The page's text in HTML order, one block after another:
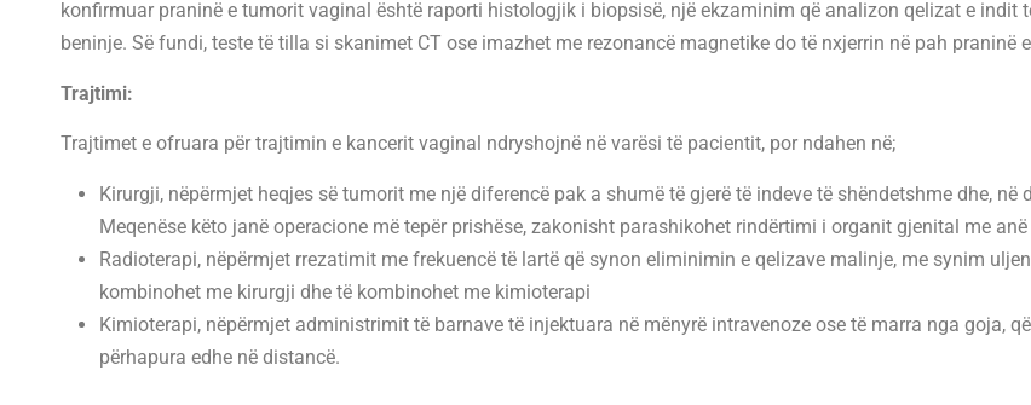
konfirmuar praninë e tumorit vaginal është raporti histologjik i biopsisë, një ekzaminim që analizon qelizat e indit
beninje. Së fundi, teste të tilla si skanimet CT ose imazhet me rezonancë magnetike do të nxjerrin në pah praninë
Trajtimi:
Trajtimet e ofruara për trajtimin e kancerit vaginal ndryshojnë në varësi të pacientit, por ndahen në;
Kirurgji, nëpërmjet heqjes së tumorit me një diferencë pak a shumë të gjerë të indeve të shëndetshme dhe,
Meqenëse këto janë operacione më tepër prishëse, zakonisht parashikohet rindërtimi i organit gjenital me
Radioterapi, nëpërmjet rrezatimit me frekuencë të lartë që synon eliminimin e qelizave malinje, me synim
kombinohet me kirurgji dhe të kombinohet me kimioterapi
Kimioterapi, nëpërmjet administrimit të barnave të injektuara në mënyrë intravenoze ose të marra nga goja,
përhapura edhe në distancë.